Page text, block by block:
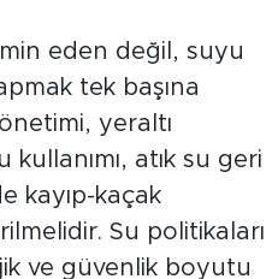
eden değil, suyu
tek başına
yeraltı
atık su geri
kayıp-kaçak
Su politikaları
ve güvenlik boyutu